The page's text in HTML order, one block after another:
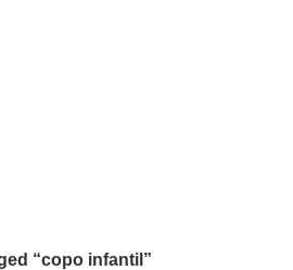
“copo infantil”